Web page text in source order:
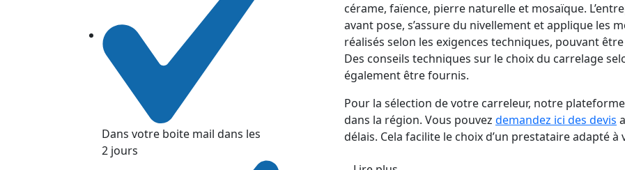
Dans votre boite mail dans les
2 jours
cérame, faïence, pierre naturelle et mosaïque.
avant pose, s’assure du nivellement et applique les
réalisés selon les exigences techniques, pouvant
Des conseils techniques sur le choix du carrelage
également être fournis.
Pour la sélection de votre carreleur, notre
dans la région. Vous pouvez demandez ici des devis
délais. Cela facilite le choix d’un prestataire adapté